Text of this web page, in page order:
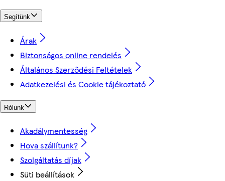
Segítünk
Árak
Biztonságos online rendelés
Általános Szerződési Feltételek
Adatkezelési és Cookie tájékoztató
Rólunk
Akadálymentesség
Hova szállítunk?
Szolgáltatás díjak
Süti beállítások